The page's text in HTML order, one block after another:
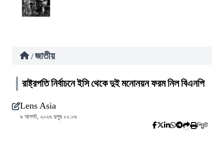
/ জাতীয়
রাষ্ট্রপতি নির্বাচনে ইসি থেকে দুই মনোনয়ন ফরম নিল বিএনপি
Lens Asia
৯ আগস্ট, ২০২৬ দুপুর ০২:০৬
প্রিন্ট